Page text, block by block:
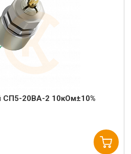
СП5-20ВА-2 10кОм±10%